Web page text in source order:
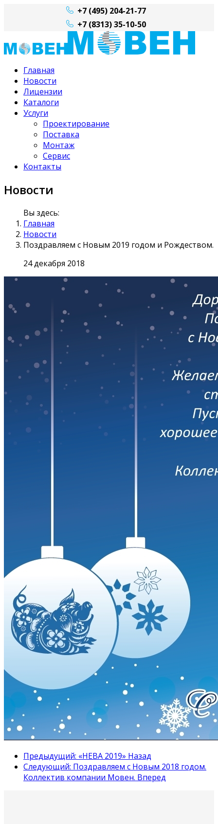
+7 (495) 204-21-77
+7 (8313) 35-10-50
Главная
Новости
Лицензии
Каталоги
Услуги
Проектирование
Поставка
Монтаж
Сервис
Контакты
Новости
Вы здесь:
Главная
Новости
Поздравляем с Новым 2019 годом и Рождеством.
24 декабря 2018
Предыдущий: «НЕВА 2019» Назад
Следующий: Поздравляем с Новым 2018 годом.
Коллектив компании Мовен. Вперед